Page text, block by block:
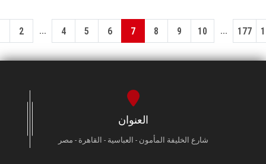
2 ... 4 5 6 7 8 9 10 ... 177
العنوان
شارع الخليفة المأمون - العباسية - القاهرة - مصر